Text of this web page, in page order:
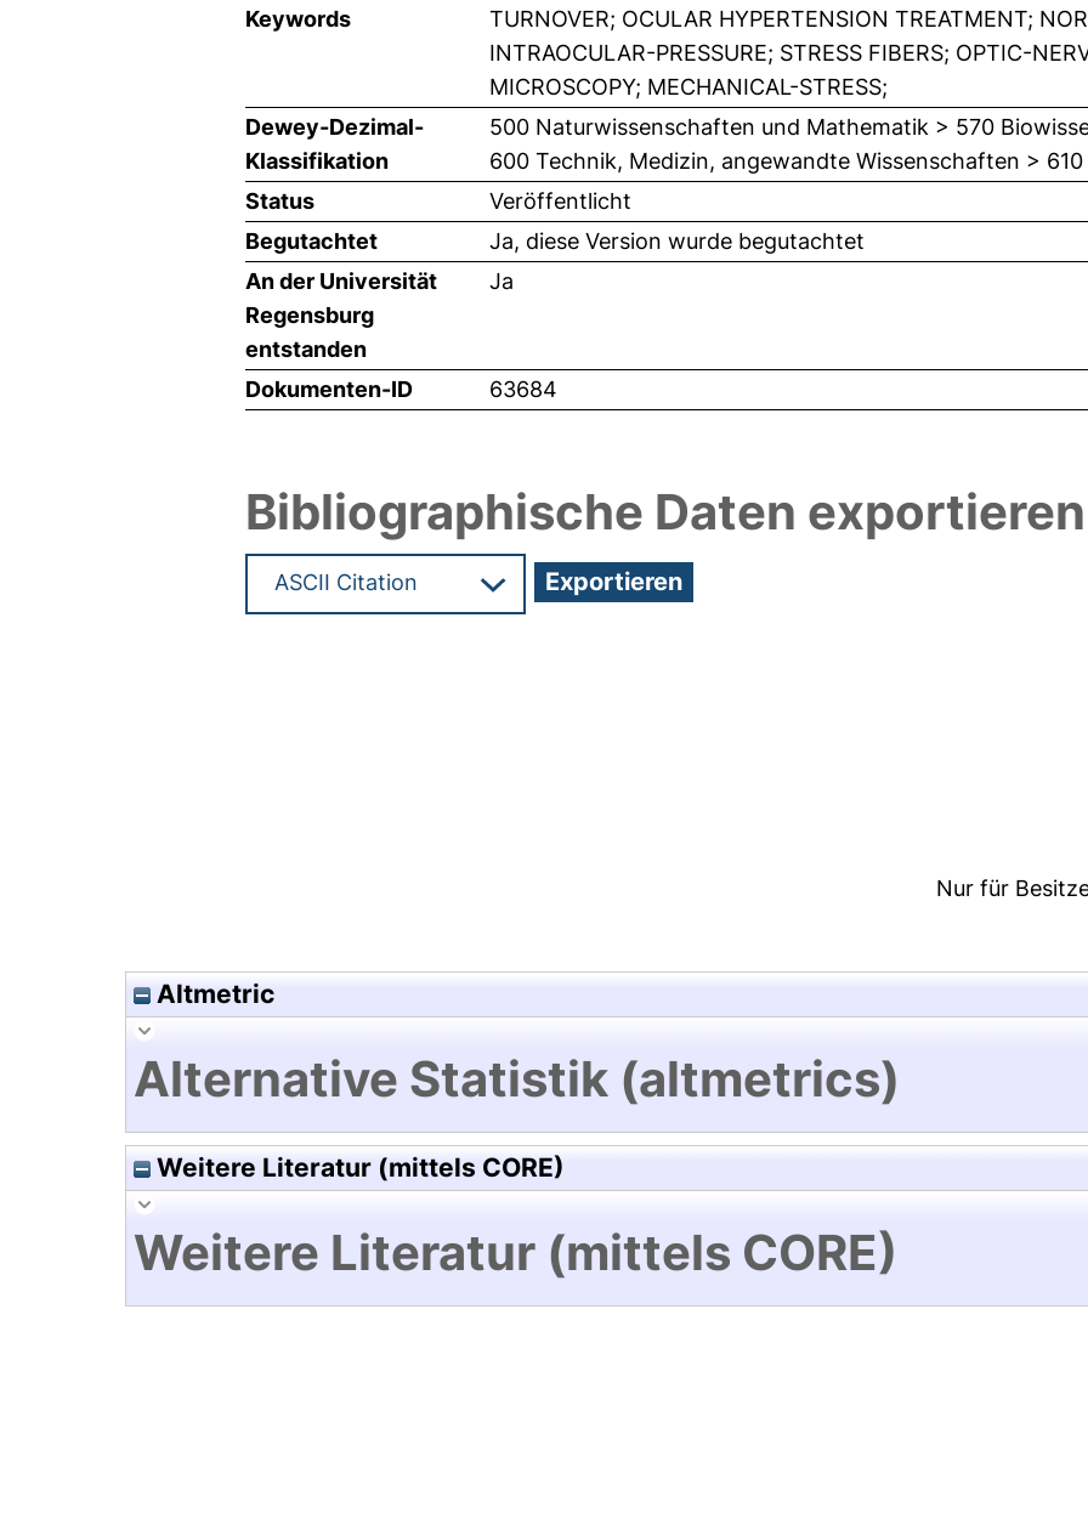
Keywords
TURNOVER; OCULAR HYPERTENSION TREATMENT;
INTRAOCULAR-PRESSURE; STRESS FIBERS; OPTIC-
MICROSCOPY; MECHANICAL-STRESS;
Dewey-Dezimal-
Klassifikation
500 Naturwissenschaften und Mathematik > 570
600 Technik, Medizin, angewandte Wissenschaften >
Status
Veröffentlicht
Begutachtet
Ja, diese Version wurde begutachtet
An der Universität
Regensburg
entstanden
Ja
Dokumenten-ID 63684
Bibliographische Daten exportieren
Nur für
Altmetric
Alternative Statistik (altmetrics)
Weitere Literatur (mittels CORE)
Weitere Literatur (mittels CORE)